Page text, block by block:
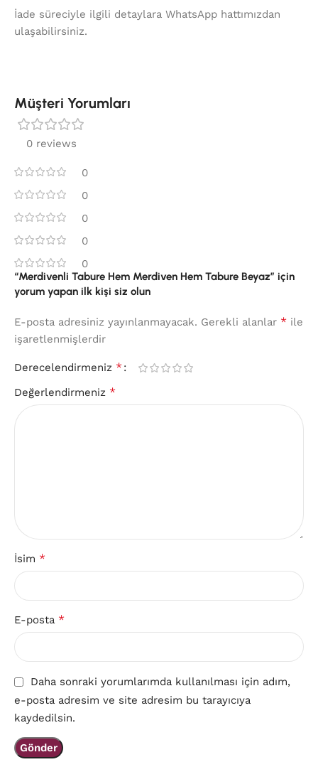
İade süreciyle ilgili detaylara WhatsApp hattımızdan
ulaşabilirsiniz.
Müşteri Yorumları
0 reviews
0
0
0
0
0
“Merdivenli Tabure Hem Merdiven Hem Tabure Beyaz” için
yorum yapan ilk kişi siz olun
E-posta adresiniz yayınlanmayacak. Gerekli alanlar * ile
işaretlenmişlerdir
Derecelendirmeniz *
Değerlendirmeniz *
İsim *
E-posta *
Daha sonraki yorumlarımda kullanılması için adım,
e-posta adresim ve site adresim bu tarayıcıya
kaydedilsin.